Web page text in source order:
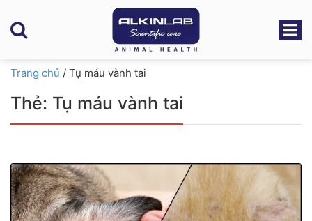
Trang chủ / Tụ máu vành tai
Thẻ: Tụ máu vành tai